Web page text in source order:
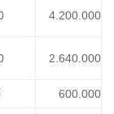
4.200.000
2.640.000
600.000